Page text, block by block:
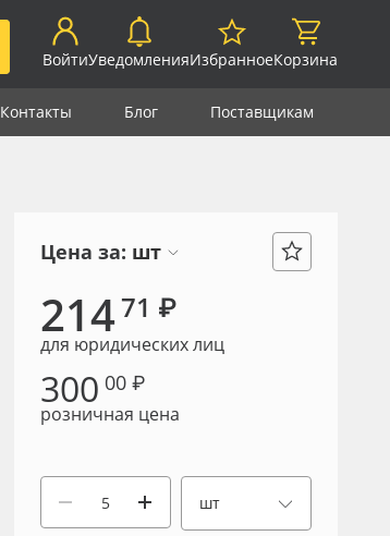
ВойтиУведомленияИзбранноеКорзина
Контакты Блог Поставщикам
Цена за: шт
21471 ₽
для юридических лиц
300 00 ₽
розничная цена
шт